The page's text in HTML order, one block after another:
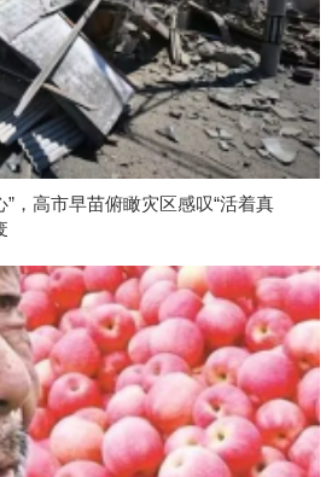
”，高市早苗俯瞰灾区感叹“活着真